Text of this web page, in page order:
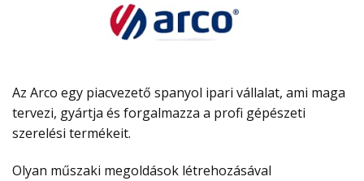
Az Arco egy piacvezető spanyol ipari vállalat, ami maga
tervezi, gyártja és forgalmazza a profi gépészeti
szerelési termékeit.
Olyan műszaki megoldások létrehozásával